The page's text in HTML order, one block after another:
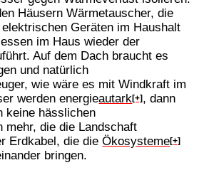
Häusern Wärmetauscher, die
Geräten im Haushalt
im Haus wieder der
Auf dem Dach braucht es
und natürlich
wie wäre es mit Windkraft im
werden energieautark[+], dann
keine hässlichen
mehr, die die Landschaft
Erdkabel, die dieÖkosysteme[+]
bringen.